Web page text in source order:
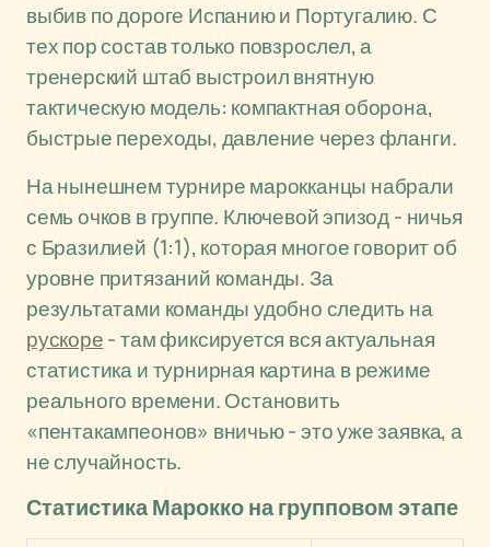
выбив по дороге Испанию и Португалию. С
тех пор состав только повзрослел, а
тренерский штаб выстроил внятную
тактическую модель: компактная оборона,
быстрые переходы, давление через фланги.
На нынешнем турнире марокканцы набрали
семь очков в группе. Ключевой эпизод - ничья
с Бразилией (1:1), которая многое говорит об
уровне притязаний команды. За
результатами команды удобно следить на
рускоре- там фиксируется вся актуальная
статистика и турнирная картина в режиме
реального времени. Остановить
«пентакампеонов» вничью - это уже заявка, а
не случайность.
Статистика Марокко на групповом этапе